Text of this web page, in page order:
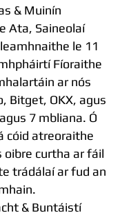
& Muinín
Ata, Saineolaí
le 11
Fíoraithe
ar nós
Bitget, OKX, agus
7 mbliana. Ó
cóid atreoraithe
oibre curtha ar fáil
trádálaí ar fud an
& Buntáistí